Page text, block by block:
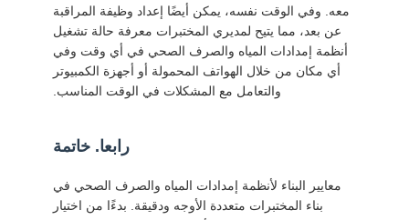
معه. وفي الوقت نفسه، يمكن أيضًا إعداد وظيفة المراقبة
عن بعد، مما يتيح لمديري المختبرات معرفة حالة تشغيل
أنظمة إمدادات المياه والصرف الصحي في أي وقت وفي
أي مكان من خلال الهواتف المحمولة أو أجهزة الكمبيوتر
والتعامل مع المشكلات في الوقت المناسب.
رابعا. خاتمة
معايير البناء لأنظمة إمدادات المياه والصرف الصحي في
بناء المختبرات متعددة الأوجه ودقيقة. بدءًا من اختيار